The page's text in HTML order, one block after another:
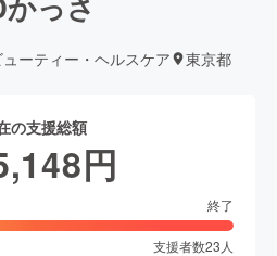
ューティー・ヘルスケア 東京都
の支援総額
円
終了
支援者数23 人